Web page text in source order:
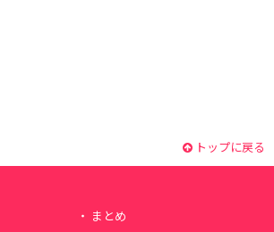
トップに戻る
まとめ